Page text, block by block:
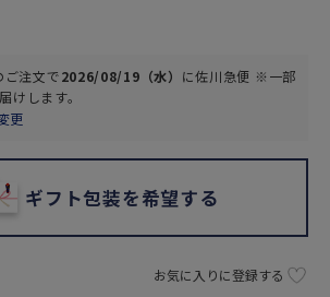
ご注文で2026/08/19（水） に佐川急便 ※一部
けします。
更
ギフト包装を希望する
お気に入りに登録する